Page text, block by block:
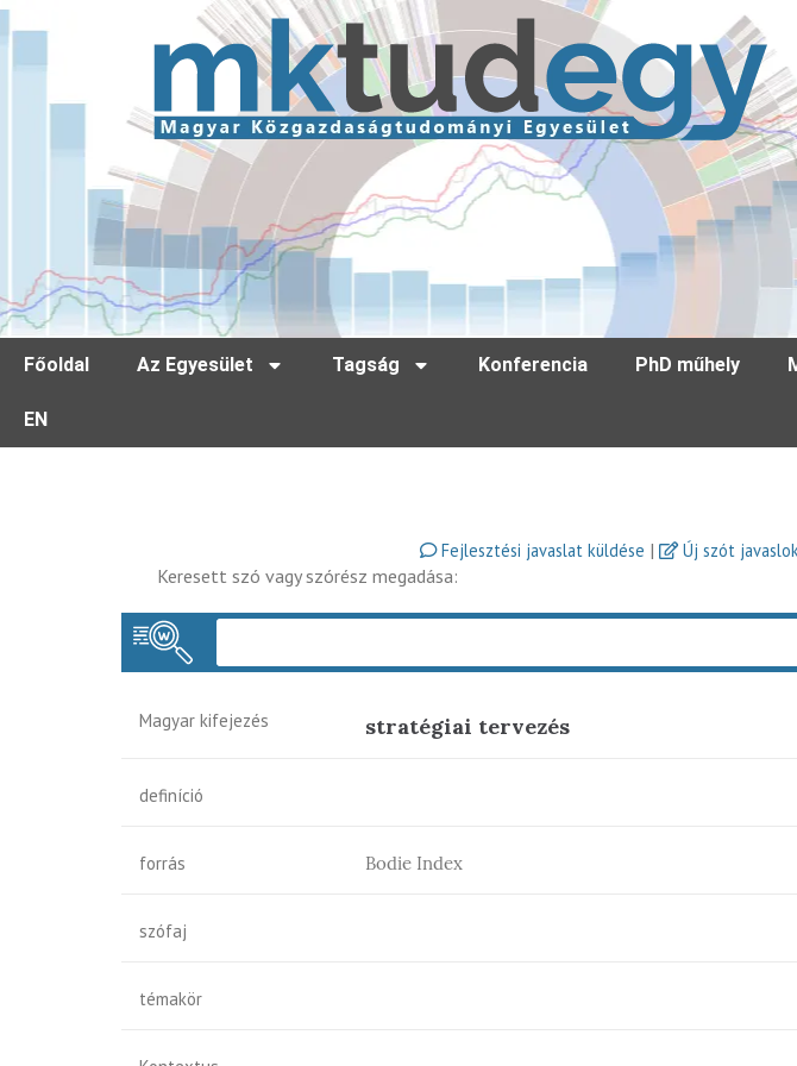
Főoldal Az Egyesület Tagság Konferencia PhD műhely
EN
Fejlesztési javaslat küldése | Új szót
Keresett szó vagy szórész megadása:
Magyar kifejezés stratégiai tervezés
definíció
forrás Bodie Index
szófaj
témakör